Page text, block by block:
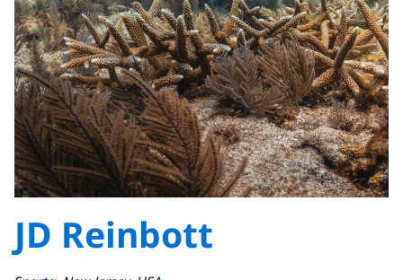
JD Reinbott